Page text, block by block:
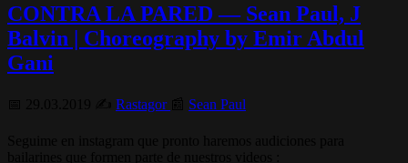
CONTRA LA PARED — Sean Paul, J
Balvin | Choreography by Emir Abdul
Gani
Rastagor Sean Paul